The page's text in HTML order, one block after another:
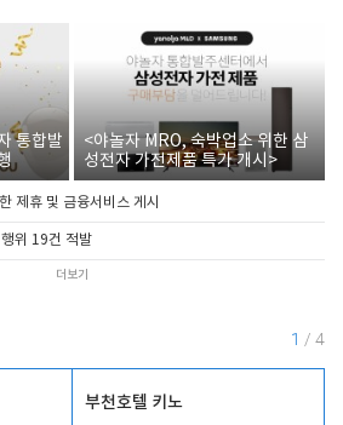
통합발
<야놀자 MRO, 숙박업소 위한 삼
성전자 가전제품 특가 개시>
제휴 및 금융서비스 게시
위 19건 적발
더보기
1 / 4
부천호텔 키노